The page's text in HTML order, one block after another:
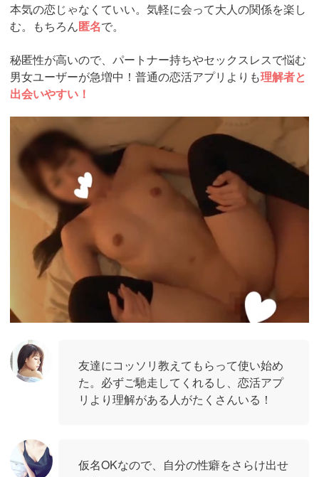
本気の恋じゃなくていい。気軽に会って大人の関係を楽し
む。もちろん匿名で。
秘匿性が高いので、パートナー持ちやセックスレスで悩む
男女ユーザーが急増中！普通の恋活アプリよりも理解者と
出会いやすい！
https://pcmax.jp/lp/?
ad_id=rm307152
友達にコッソリ教えてもらって使い始め
た。必ずご馳走してくれるし、恋活アプ
リより理解がある人がたくさんいる！
仮名OKなので、自分の性癖をさらけ出せ